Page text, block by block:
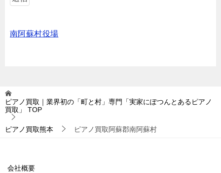
南阿蘇村役場
ピアノ買取｜業界初の「町と村」専門「実家にぽつんとあるピアノ
買取」
TOP
ピアノ買取熊本 ピアノ買取阿蘇郡南阿蘇村
会社概要